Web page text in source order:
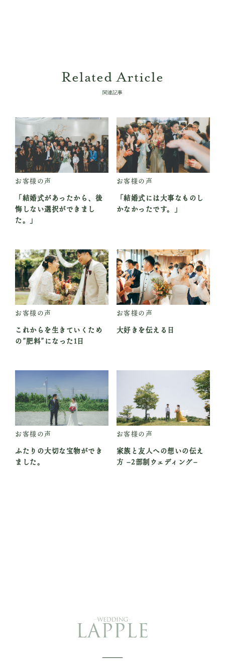
Related Article
関連記事
お客様の声
「結婚式があったから、後
悔しない選択ができまし
た。」
お客様の声
「結婚式には大事なものし
かなかったです。」
お客様の声
これからを生きていくため
の”肥料”になった1日
お客様の声
大好きを伝える日
お客様の声
ふたりの大切な宝物ができ
ました。
お客様の声
家族と友人への想いの伝え
方 −2部制ウェディング−